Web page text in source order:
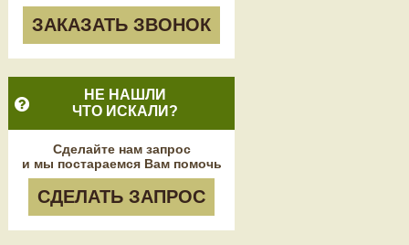
ЗАКАЗАТЬ ЗВОНОК
НЕ НАШЛИ
ЧТО ИСКАЛИ?
Сделайте нам запрос
и мы постараемся Вам помочь
СДЕЛАТЬ ЗАПРОС